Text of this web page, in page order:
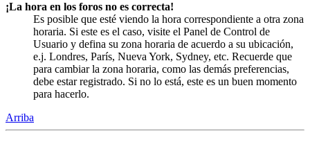
¡La hora en los foros no es correcta!
Es posible que esté viendo la hora correspondiente a otra zona
horaria. Si este es el caso, visite el Panel de Control de
Usuario y defina su zona horaria de acuerdo a su ubicación,
e.j. Londres, París, Nueva York, Sydney, etc. Recuerde que
para cambiar la zona horaria, como las demás preferencias,
debe estar registrado. Si no lo está, este es un buen momento
para hacerlo.
Arriba